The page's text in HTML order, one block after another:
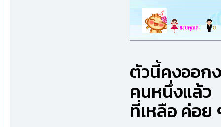
ตัวนี้คงออก
คนหนึ่งแล้ว
ที่เหลือ ค่อย